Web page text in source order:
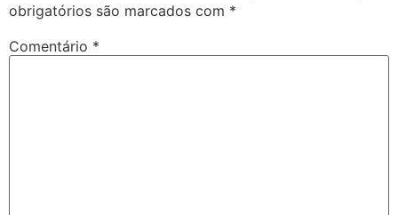
obrigatórios são marcados com *
Comentário *